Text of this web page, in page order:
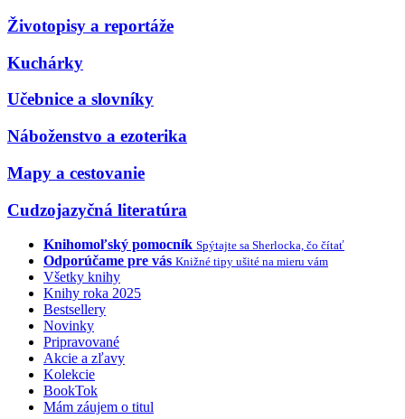
Životopisy a reportáže
Kuchárky
Učebnice a slovníky
Náboženstvo a ezoterika
Mapy a cestovanie
Cudzojazyčná literatúra
Knihomoľský pomocník Spýtajte sa Sherlocka, čo čítať
Odporúčame pre vás Knižné tipy ušité na mieru vám
Všetky knihy
Knihy roka 2025
Bestsellery
Novinky
Pripravované
Akcie a zľavy
Kolekcie
BookTok
Mám záujem o titul